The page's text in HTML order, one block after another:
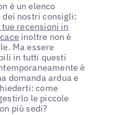
è un elenco
dei nostri consigli:
recensioni in
inoltre non è
Ma essere
in tutti questi
è
domanda ardua e
come
le piccole
più sedi?